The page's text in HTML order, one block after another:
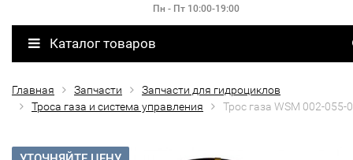
Пн - Пт 10:00-19:00
Каталог товаров
Главная Запчасти
Запчасти для гидроциклов
Троса газа и система управления
Трос газа WSM 002-055-